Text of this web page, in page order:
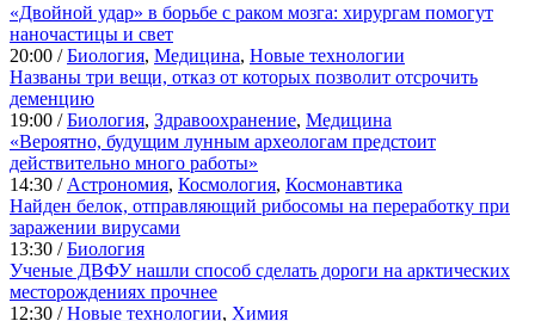
«Двойной удар» в борьбе с раком мозга: хирургам помогут
наночастицы и свет
20:00 /Биология, Медицина, Новые технологии
Названы три вещи, отказ от которых позволит отсрочить
деменцию
19:00 /Биология, Здравоохранение, Медицина
«Вероятно, будущим лунным археологам предстоит
действительно много работы»
14:30 / Астрономия, Космология, Космонавтика
Найден белок, отправляющий рибосомы на переработку при
заражении вирусами
13:30 /Биология
Ученые ДВФУ нашли способ сделать дороги на арктических
месторождениях прочнее
12:30 /Новые технологии, Химия